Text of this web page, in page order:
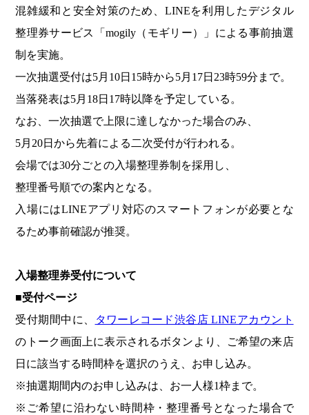
混雑緩和と安全対策のため、LINEを利用したデジタル
整理券サービス「mogily（モギリー）」による事前抽選
制を実施。
一次抽選受付は5月10日15時から5月17日23時59分まで。
当落発表は5月18日17時以降を予定している。
なお、一次抽選で上限に達しなかった場合のみ、
5月20日から先着による二次受付が行われる。
会場では30分ごとの入場整理券制を採用し、
整理番号順での案内となる。
入場にはLINEアプリ対応のスマートフォンが必要とな
るため事前確認が推奨。
入場整理券受付について
■受付ページ
受付期間中に、
タワーレコード渋谷店 LINEアカウント
のトーク画面上に表示されるボタンより、ご希望の来店
日に該当する時間枠を選択のうえ、お申し込み。
※抽選期間内のお申し込みは、お一人様1枠まで。
※ご希望に沿わない時間枠・整理番号となった場合で